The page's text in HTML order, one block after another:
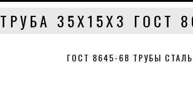
ТРУБА 35Х15Х3 ГОСТ
ГОСТ 8645-68 ТРУБЫ